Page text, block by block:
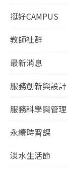
挺好CAMPUS
教師社群
最新消息
服務創新與設計
服務科學與管理
永續時習課
淡水生活節